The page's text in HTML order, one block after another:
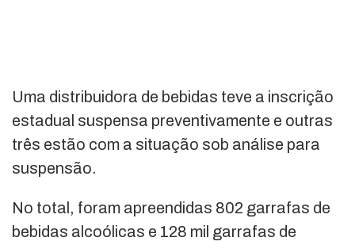
Uma distribuidora de bebidas teve a inscrição
estadual suspensa preventivamente e outras
três estão com a situação sob análise para
suspensão.
No total, foram apreendidas 802 garrafas de
bebidas alcoólicas e 128 mil garrafas de